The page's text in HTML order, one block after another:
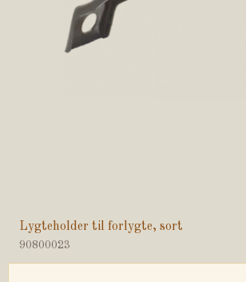
Lygteholder til forlygte, sort
90800023